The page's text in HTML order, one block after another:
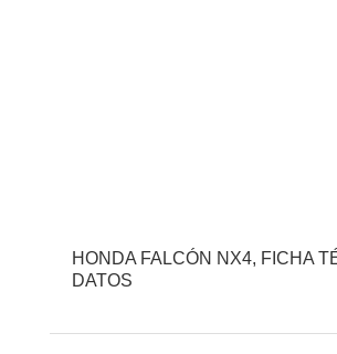
HONDA FALCÓN NX4, FICHA
DATOS